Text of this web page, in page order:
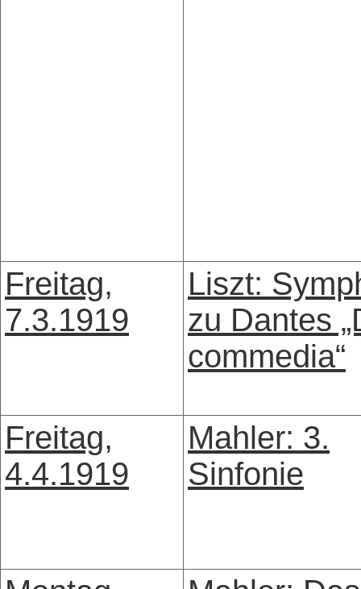
Freitag,
7.3.1919
Liszt:
zu Dantes
commedia“
Freitag,
4.4.1919
Mahler: 3.
Sinfonie